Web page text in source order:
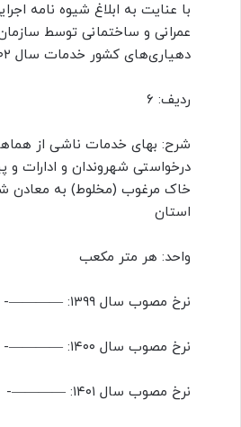
با عنایت به ابلاغ شیوه نامه
عمرانی و ساختمانی توسط
دهیاری‌های کشور خدمات سال ۱۴۰۲ به شرح زیر می باشد:
ردیف: ۶
شرح: بهای خدمات ناشی از
درخواستی شهروندان و ادارات و
خاک مرغوب (مخلوط) به
استان
واحد: هر متر مکعب
نرخ مصوب سال ۱۳۹۹: ————-
نرخ مصوب سال ۱۴۰۰: ————-
نرخ مصوب سال ۱۴۰۱: ————-